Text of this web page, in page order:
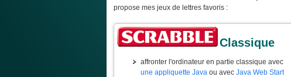
propose mes jeux de lettres favoris :
Classique
affronter l'ordinateur en partie classique avec
une appliquette Java ou avec Java Web Start